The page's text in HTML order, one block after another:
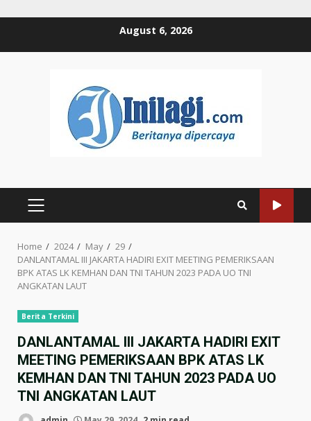
August 6, 2026
PRIMARY
Home 2024 May
29
DANLANTAMAL III JAKARTA HADIRI EXIT MEETING PEMERIKSAAN
BPK ATAS LK KEMHAN DAN TNI TAHUN 2023 PADA UO TNI
ANGKATAN LAUT
Berita Terkini
DANLANTAMAL III JAKARTA HADIRI EXIT
MEETING PEMERIKSAAN BPK ATAS LK
KEMHAN DAN TNI TAHUN 2023 PADA UO
TNI ANGKATAN LAUT